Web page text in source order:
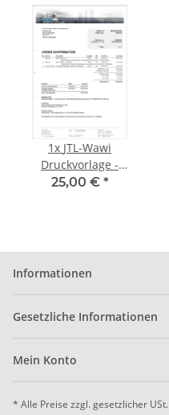
1x JTL-Wawi
Druckvorlage -
ENGLISCH (Design 04)
25,00 € *
Informationen
Gesetzliche Informationen
Mein Konto
* Alle Preise zzgl. gesetzlicher USt.